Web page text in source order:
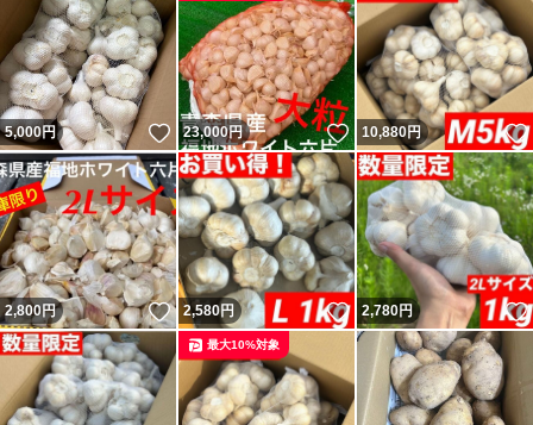
5,000円 いいね！
23,000円 いいね！
10,880円
2,800円 いいね！
2,580円 いいね！
2,780円
最大10%対象